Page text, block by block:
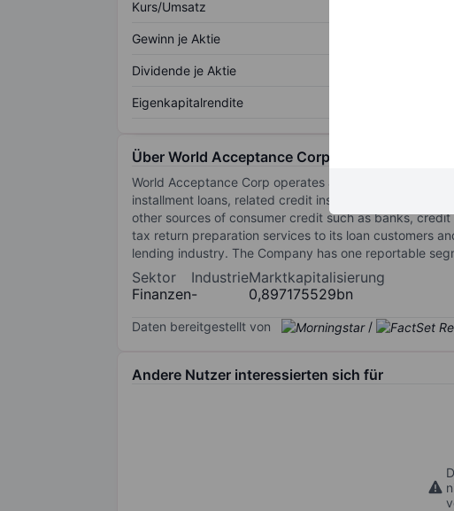
Kurs/Umsatz
Gewinn je Aktie
Dividende je Aktie
Eigenkapitalrendite
Über World Acceptance Corp
World Acceptance Corp operates a small-loan
installment loans, related credit insurance and
other sources of consumer credit such as banks,
tax return preparation services to its loan customers
lending industry. The Company has one reportable
Sektor
Finanzen
Industrie
-
Marktkapitalisierung
0,897175529bn
Daten bereitgestellt von /
Andere Nutzer interessierten sich für